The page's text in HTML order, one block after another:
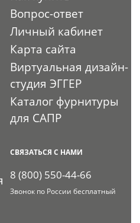
Вопрос-ответ
Личный кабинет
Карта сайта
Виртуальная дизайн-
студия ЭГГЕР
Каталог фурнитуры
для САПР
СВЯЗАТЬСЯ С НАМИ
8 (800) 550-44-66
Звонок по России бесплатный